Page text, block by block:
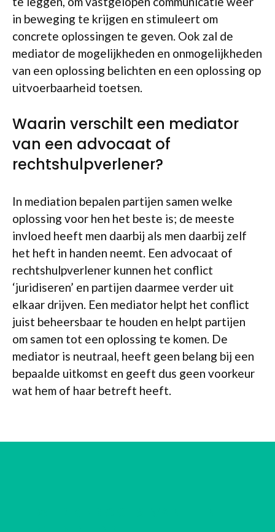
in beweging te krijgen en stimuleert om
concrete oplossingen te geven. Ook zal de
mediator de mogelijkheden en onmogelijkheden
van een oplossing belichten en een oplossing op
uitvoerbaarheid toetsen.
Waarin verschilt een mediator
van een advocaat of
rechtshulpverlener?
In mediation bepalen partijen samen welke
oplossing voor hen het beste is; de meeste
invloed heeft men daarbij als men daarbij zelf
het heft in handen neemt. Een advocaat of
rechtshulpverlener kunnen het conflict
‘juridiseren’ en partijen daarmee verder uit
elkaar drijven. Een mediator helpt het conflict
juist beheersbaar te houden en helpt partijen
om samen tot een oplossing te komen. De
mediator is neutraal, heeft geen belang bij een
bepaalde uitkomst en geeft dus geen voorkeur
wat hem of haar betreft heeft.